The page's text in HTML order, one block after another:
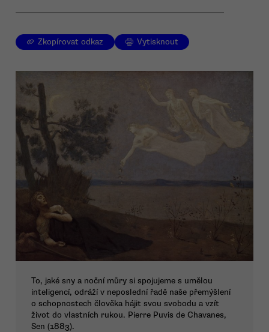
Zkopírovat odkaz Vytisknout
To, jaké sny a noční můry si spojujeme s umělou
inteligencí, odráží v neposlední řadě naše přemýšlení
o schopnostech člověka hájit svou svobodu a vzít
život do vlastních rukou. Pierre Puvis de Chavanes,
Sen (1883).